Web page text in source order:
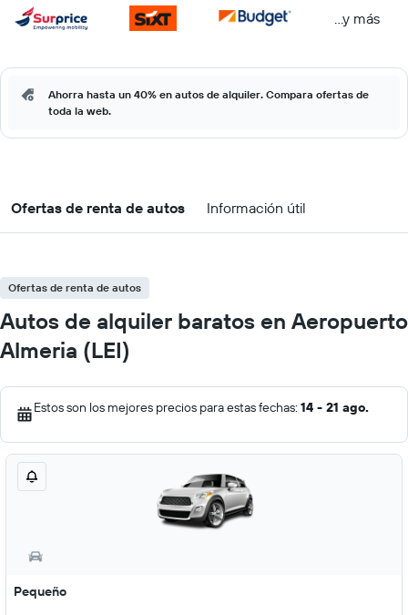
...y más
Ahorra hasta un 40% en autos de alquiler. Compara ofertas de
toda la web.
Ofertas de renta de autos Información útil
Ofertas de renta de autos
Autos de alquiler baratos en Aeropuerto
Almeria (LEI)
Estos son los mejores precios para estas fechas: 14 - 21 ago.
Pequeño